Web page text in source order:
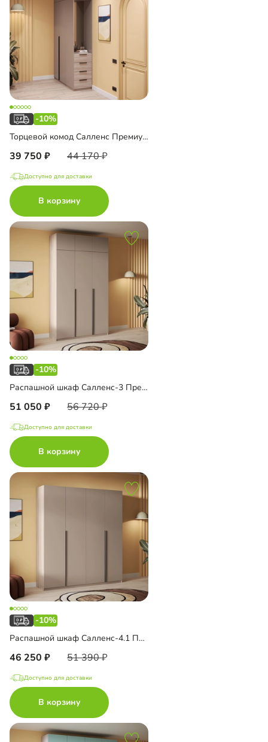
-10%
Торцевой комод Салленс Премиум с зеркалом и антресолью
39 750 44 170
Доступно для доставки
В корзину
-10%
Распашной шкаф Салленс-3 Премиум с антресолью
51 050 56 720
Доступно для доставки
В корзину
-10%
Распашной шкаф Салленс-4.1 Премиум
46 250 51 390
Доступно для доставки
В корзину